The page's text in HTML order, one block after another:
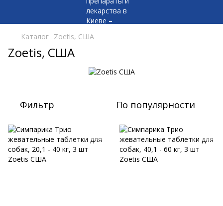
Каталог Zoetis, США
Zoetis, США
Фильтр По популярности